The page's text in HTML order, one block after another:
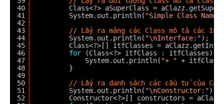
40
41
42
43
44
45
46
47
48
49
50
51
52
Class<?> aSuperClass =
System.out.println( "Simple Class
// Lấy ra mảng các Class mô tả các
System.out.println( "\nInterface:");
Class<?>[] itfClasses =
for
(Class<?> itfClass : itfClasses) {
System.out.println( "+ " +
}
// Lấy ra danh sách các cấu tử của
System.out.println( "\nConstructor:");
Constructor<?>[] constructors =